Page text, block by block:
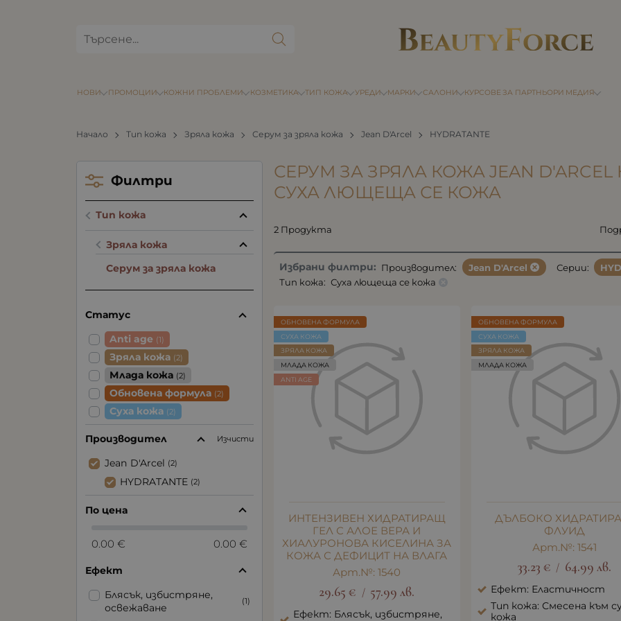
КОЗМЕТИКА ТИП КОЖА УРЕДИ
НОВИ ПРОМОЦИИ МАРКИ САЛОНИ
КОЖНИ ПРОБЛЕМИ КУРСОВЕ ЗА ПАРТНЬОРИ МЕДИЯ
Начало Тип кожа Зряла кожа Серум за зряла кожа Jean D'Arcel HYDRATANTE
СЕРУМ ЗА ЗРЯЛА КОЖА JEAN D'ARCEL
СУХА ЛЮЩЕЩА СЕ КОЖА
2 Продукта
Избрани филтри: Производител: Jean D'Arcel Серии:
Тип кожа: Суха лющеща се кожа
ИНТEНЗИВЕН ХИДРАТИРАЩ
ГЕЛ С АЛОЕ ВЕРА И
ХИАЛУРОНОВА КИСЕЛИНА ЗА
КОЖА С ДЕФИЦИТ НА ВЛАГА
Арт.№: 1540
29.65 € / 57.99 лв.
Ефект: Блясък, избистряне,
ОБНОВЕНА ФОРМУЛА
СУХА КОЖА
ЗРЯЛА КОЖА
МЛАДА КОЖА
ANTI AGE
ДЪЛБОКО
ФЛУИД
Арт.№: 1541
33.23 € / 64.99 лв.
Ефект: Еластичност
Тип кожа: Смесена към
кожа
ОБНОВЕНА ФОРМУЛА
СУХА КОЖА
ЗРЯЛА КОЖА
МЛАДА КОЖА
Филтри
Тип кожа
Зряла кожа
Серум за зряла кожа
Статус
Anti age (1)
Зряла кожа (2)
Млада кожа (2)
Обновена формула (2)
Суха кожа (2)
Производител Изчисти
Jean D'Arcel (2)
HYDRATANTE (2)
По цена
0.00 € 0.00 €
Ефект
Блясък, избистряне,
освежаване
(1)